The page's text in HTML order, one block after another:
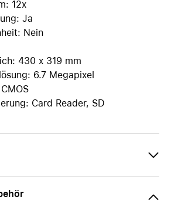
12x
Ja
Nein
430 x 319 mm
6.7 Megapixel
Card Reader, SD